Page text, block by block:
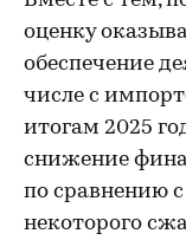
оценку
обеспечение
числе с
итогам 2025
снижение
по сравнению
некоторого